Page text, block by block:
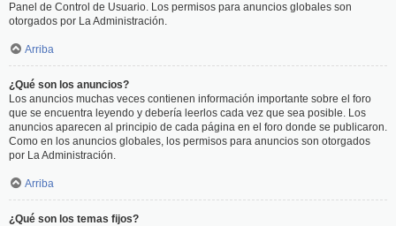
Panel de Control de Usuario. Los permisos para anuncios globales son
otorgados por La Administración.
Arriba
¿Qué son los anuncios?
Los anuncios muchas veces contienen información importante sobre el foro
que se encuentra leyendo y debería leerlos cada vez que sea posible. Los
anuncios aparecen al principio de cada página en el foro donde se publicaron.
Como en los anuncios globales, los permisos para anuncios son otorgados
por La Administración.
Arriba
¿Qué son los temas fijos?